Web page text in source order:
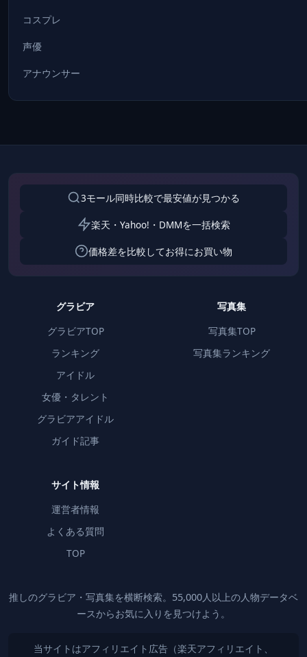
コスプレ
声優
アナウンサー
3モール同時比較で最安値が見つかる
楽天・Yahoo!・DMMを一括検索
価格差を比較してお得にお買い物
グラビア
グラビアTOP
ランキング
アイドル
女優・タレント
グラビアアイドル
ガイド記事
写真集
写真集TOP
写真集ランキング
サイト情報
運営者情報
よくある質問
TOP
推しのグラビア・写真集を横断検索。55,000人以上の人物データベ
ースからお気に入りを見つけよう。
当サイトはアフィリエイト広告（楽天アフィリエイト、